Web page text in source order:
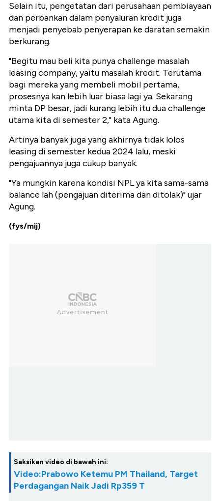
Selain itu, pengetatan dari perusahaan pembiayaan
dan perbankan dalam penyaluran kredit juga
menjadi penyebab penyerapan ke daratan semakin
berkurang.
"Begitu mau beli kita punya challenge masalah
leasing company, yaitu masalah kredit. Terutama
bagi mereka yang membeli mobil pertama,
prosesnya kan lebih luar biasa lagi ya. Sekarang
minta DP besar, jadi kurang lebih itu dua challenge
utama kita di semester 2," kata Agung.
Artinya banyak juga yang akhirnya tidak lolos
leasing di semester kedua 2024 lalu, meski
pengajuannya juga cukup banyak.
"Ya mungkin karena kondisi NPL ya kita sama-sama
balance lah (pengajuan diterima dan ditolak)" ujar
Agung.
(fys/mij)
Saksikan video di bawah ini:
Video:Prabowo Ketemu PM Thailand, Target
Perdagangan Naik Jadi Rp359 T